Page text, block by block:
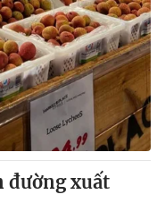
đường xuất